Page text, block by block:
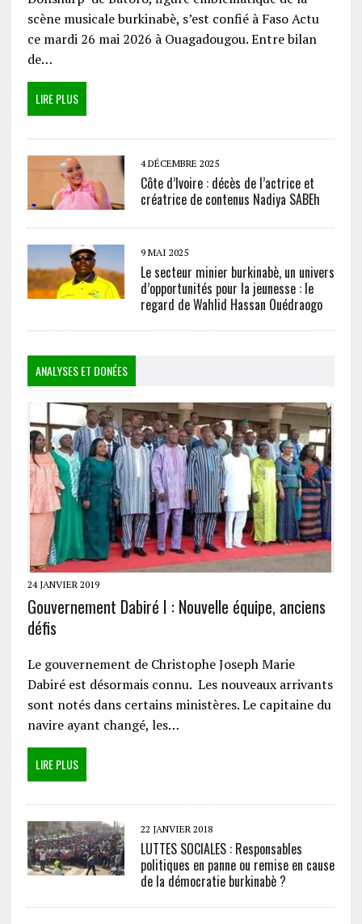
scène musicale burkinabè, s’est confié à Faso Actu
ce mardi 26 mai 2026 à Ouagadougou. Entre bilan
de…
LIRE PLUS
4 DÉCEMBRE 2025
Côte d’Ivoire : décès de l’actrice et
créatrice de contenus Nadiya SABEh
9 MAI 2025
Le secteur minier burkinabè, un univers
d’opportunités pour la jeunesse : le
regard de Wahlid Hassan Ouédraogo
ANALYSES ET DONÉES
24 JANVIER 2019
Gouvernement Dabiré I : Nouvelle équipe, anciens
défis
Le gouvernement de Christophe Joseph Marie
Dabiré est désormais connu. Les nouveaux arrivants
sont notés dans certains ministères. Le capitaine du
navire ayant changé, les…
LIRE PLUS
22 JANVIER 2018
LUTTES SOCIALES : Responsables
politiques en panne ou remise en cause
de la démocratie burkinabè ?